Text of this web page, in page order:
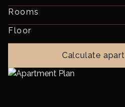
Rooms
Floor
Calculate